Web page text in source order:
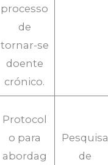
processo
de
tornar-se
doente
crónico.
Protocol
o para
abordag
Pesquisa
de